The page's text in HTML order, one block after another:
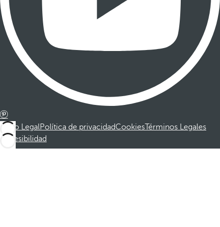
Aviso LegalPolítica de privacidadCookiesTérminos Legales
Accesibilidad